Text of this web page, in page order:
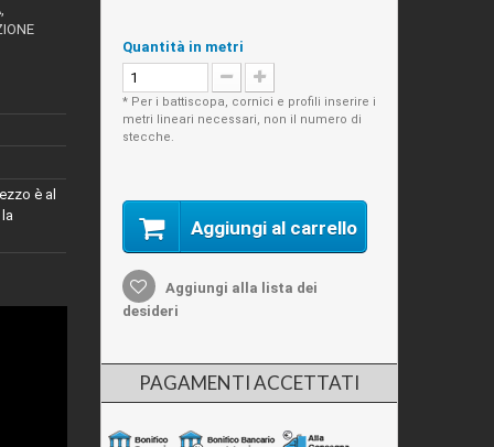
è al
Quantità in metri
* Per i battiscopa, cornici e profili inserire i
metri lineari necessari, non il numero di
stecche.
Aggiungi al carrello
Aggiungi alla lista dei
desideri
PAGAMENTI ACCETTATI